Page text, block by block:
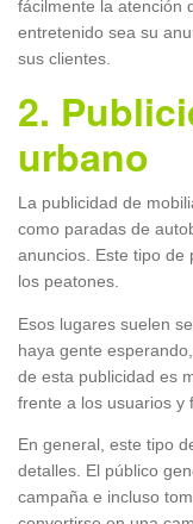
fácilmente la atención
entretenido sea su
sus clientes.
2.
urbano
La publicidad de
como paradas de
anuncios. Este tipo de
los peatones.
Esos lugares suelen
haya gente
de esta publicidad es
frente a los usuarios y
En general, este tipo
detalles. El público
campaña e incluso